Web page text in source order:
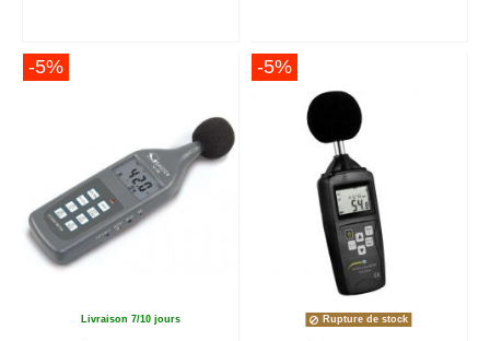
-5%
Livraison 7/10 jours
-5%
Rupture de stock